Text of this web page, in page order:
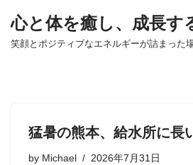
コ
心と体を癒し、成長す
笑顔とポジティブなエネルギーが詰まった
猛暑の熊本、給水所に長
by Michael 2026年7月31日